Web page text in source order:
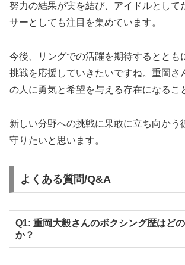
努力の結果が実を結び、アイドルとして
サーとしても注目を集めています。
今後、リングでの活躍を期待するととも
挑戦を応援していきたいですね。重岡さ
の人に勇気と希望を与える存在になるこ
新しい分野への挑戦に果敢に立ち向かう
守りたいと思います。
よくある質問/Q&A
Q1: 重岡大毅さんのボクシング歴はど
か？